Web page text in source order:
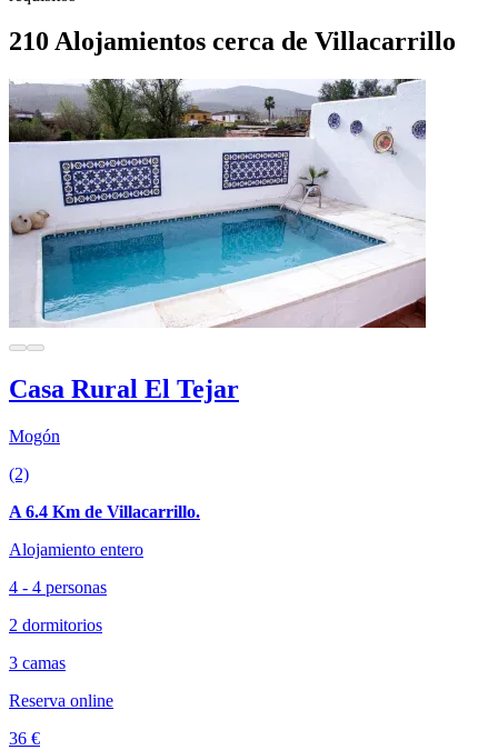
210 Alojamientos cerca de Villacarrillo
Casa Rural El Tejar
Mogón
(2)
A 6.4 Km de Villacarrillo.
Alojamiento entero
4 - 4 personas
2 dormitorios
3 camas
Reserva online
36 €